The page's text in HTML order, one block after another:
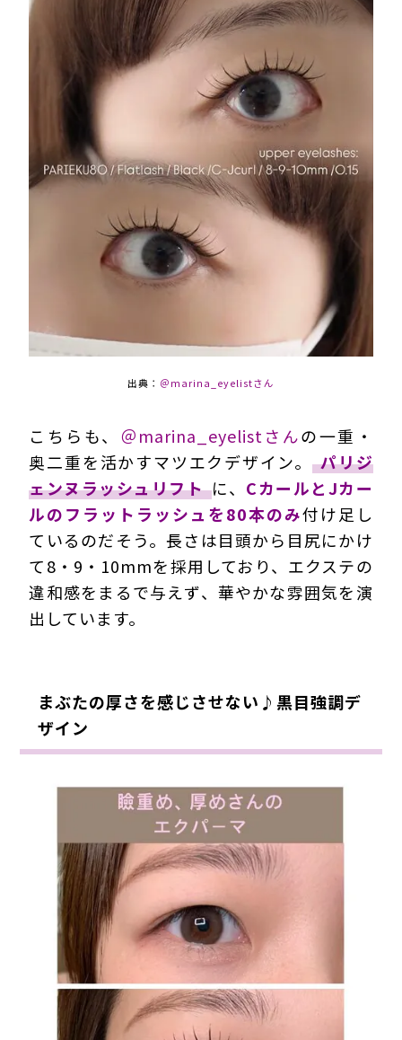
出典： ＠marina_eyelistさん
こちらも、 ＠marina_eyelistさんの一重・
奥二重を活かすマツエクデザイン。 パリジ
ェンヌラッシュリフト に、 CカールとJカー
ルのフラットラッシュを80本のみ付け足し
ているのだそう。長さは目頭から目尻にかけ
て8・9・10mmを採用しており、エクステの
違和感をまるで与えず、華やかな雰囲気を演
出しています。
まぶたの厚さを感じさせない♪黒目強調デ
ザイン